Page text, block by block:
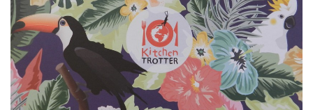
AUSTRALIE
ARTICLES PRATIQUES
YOGA
MON PROGRAMME DE YOGA EN LIGNE
AUTRES CATÉGORIES